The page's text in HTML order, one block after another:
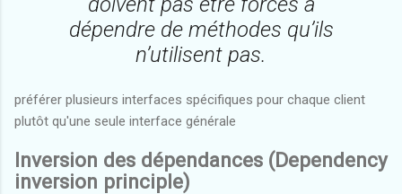
dépendre de méthodes qu’ils
n’utilisent pas.
préférer plusieurs interfaces spécifiques pour chaque client
plutôt qu'une seule interface générale
Inversion des dépendances (Dependency
inversion principle)